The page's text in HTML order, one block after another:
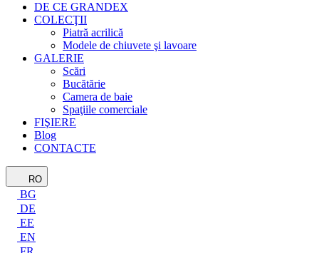
DE CE GRANDEX
COLECŢII
Piatră acrilică
Modele de chiuvete şi lavoare
GALERIE
Scări
Bucătărie
Camera de baie
Spaţiile comerciale
FIŞIERE
Blog
CONTACTE
RO
BG
DE
EE
EN